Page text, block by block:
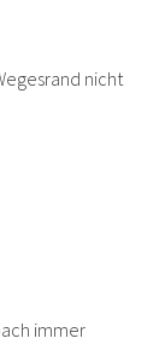
nicht
immer